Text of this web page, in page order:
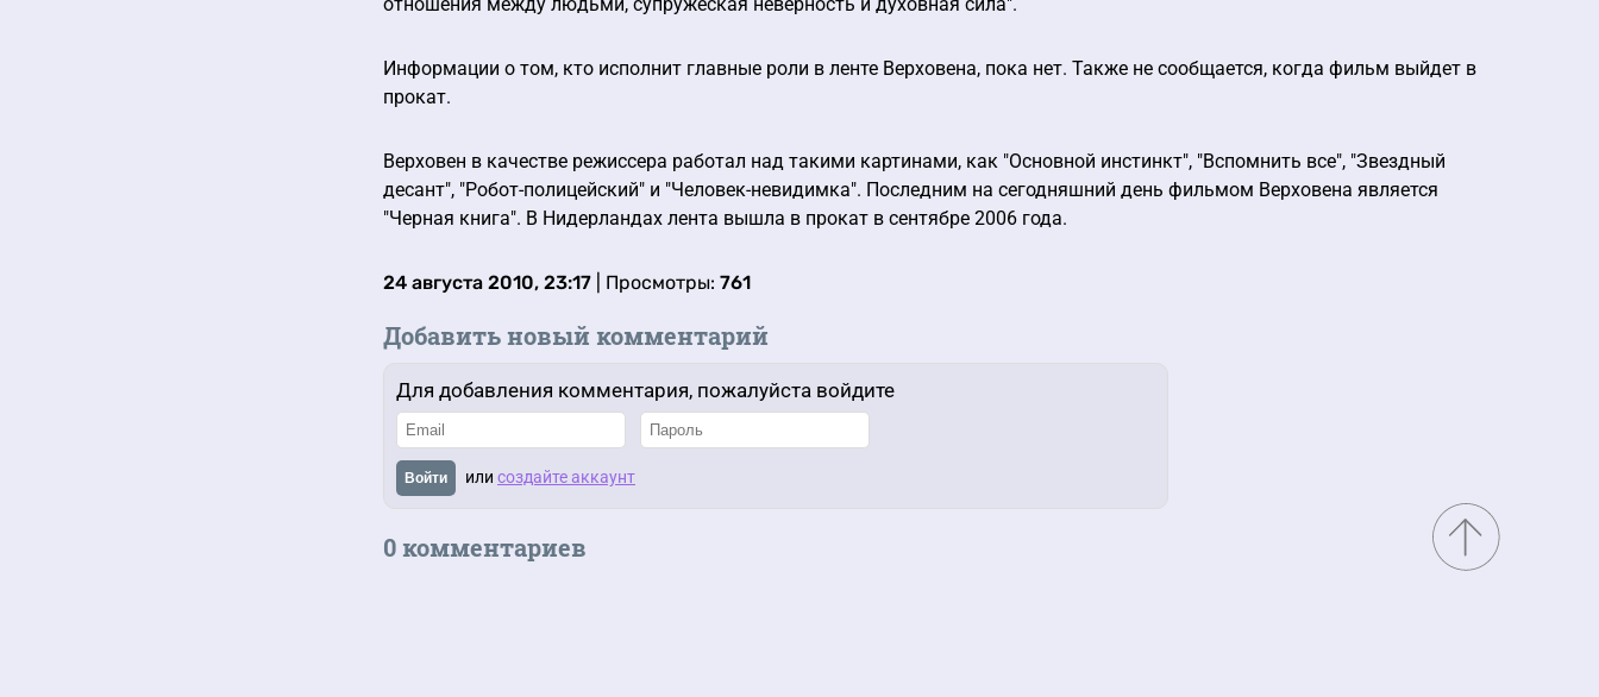
Информации о том, кто исполнит главные роли в ленте Верховена, пока нет. Также не сообщается, когда фильм выйдет в
прокат.
Верховен в качестве режиссера работал над такими картинами, как "Основной инстинкт", "Вспомнить все", "Звездный
десант", "Робот-полицейский" и "Человек-невидимка". Последним на сегодняшний день фильмом Верховена является
"Черная книга". В Нидерландах лента вышла в прокат в сентябре 2006 года.
24 августа 2010, 23:17 | Просмотры: 761
Добавить новый комментарий
Для добавления комментария, пожалуйста войдите
Войти или создайте аккаунт
0 комментариев